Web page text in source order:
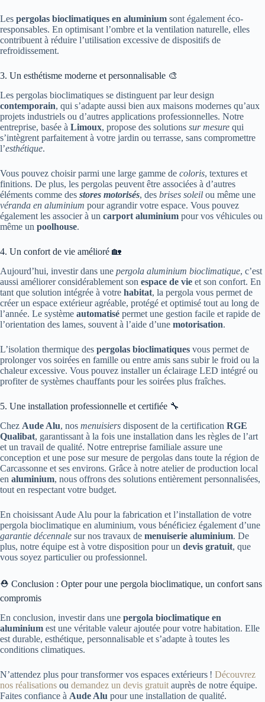
Les pergolas bioclimatiques en aluminium sont également éco-
responsables. En optimisant l’ombre et la ventilation naturelle, elles
contribuent à réduire l’utilisation excessive de dispositifs de
refroidissement.
3. Un esthétisme moderne et personnalisable 🎨
Les pergolas bioclimatiques se distinguent par leur design
contemporain, qui s’adapte aussi bien aux maisons modernes qu’aux
projets industriels ou d’autres applications professionnelles. Notre
entreprise, basée à Limoux, propose des solutions sur mesure qui
s’intègrent parfaitement à votre jardin ou terrasse, sans compromettre
l’esthétique.
Vous pouvez choisir parmi une large gamme de coloris, textures et
finitions. De plus, les pergolas peuvent être associées à d’autres
éléments comme des stores motorisés, des brises soleil ou même une
véranda en aluminium pour agrandir votre espace. Vous pouvez
également les associer à un carport aluminium pour vos véhicules ou
même un poolhouse.
4. Un confort de vie amélioré 🏡
Aujourd’hui, investir dans une pergola aluminium bioclimatique, c’est
aussi améliorer considérablement son espace de vie et son confort. En
tant que solution intégrée à votre habitat, la pergola vous permet de
créer un espace extérieur agréable, protégé et optimisé tout au long de
l’année. Le système automatisé permet une gestion facile et rapide de
l’orientation des lames, souvent à l’aide d’une motorisation.
L’isolation thermique des pergolas bioclimatiques vous permet de
prolonger vos soirées en famille ou entre amis sans subir le froid ou la
chaleur excessive. Vous pouvez installer un éclairage LED intégré ou
profiter de systèmes chauffants pour les soirées plus fraîches.
5. Une installation professionnelle et certifiée 🔧
Chez Aude Alu, nos menuisiers disposent de la certification RGE
Qualibat, garantissant à la fois une installation dans les règles de l’art
et un travail de qualité. Notre entreprise familiale assure une
conception et une pose sur mesure de pergolas dans toute la région de
Carcassonne et ses environs. Grâce à notre atelier de production local
en aluminium, nous offrons des solutions entièrement personnalisées,
tout en respectant votre budget.
En choisissant Aude Alu pour la fabrication et l’installation de votre
pergola bioclimatique en aluminium, vous bénéficiez également d’une
garantie décennale sur nos travaux de menuiserie aluminium. De
plus, notre équipe est à votre disposition pour un devis gratuit, que
vous soyez particulier ou professionnel.
⛑ Conclusion : Opter pour une pergola bioclimatique, un confort sans
compromis
En conclusion, investir dans une pergola bioclimatique en
aluminium est une véritable valeur ajoutée pour votre habitation. Elle
est durable, esthétique, personnalisable et s’adapte à toutes les
conditions climatiques.
N’attendez plus pour transformer vos espaces extérieurs ! Découvrez
nos réalisations ou demandez un devis gratuit auprès de notre équipe.
Faites confiance à Aude Alu pour une installation de qualité.